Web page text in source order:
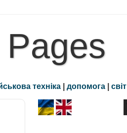
техніка | допомога | світ